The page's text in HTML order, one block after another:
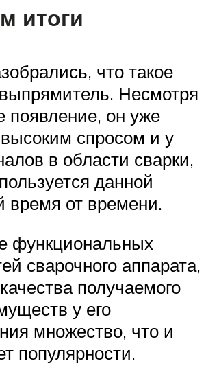
итоги
что такое
Несмотря
появление, он уже
спросом и у
в области сварки,
данной
время от времени.
функциональных
сварочного аппарата,
получаемого
у его
множество, что и
популярности.